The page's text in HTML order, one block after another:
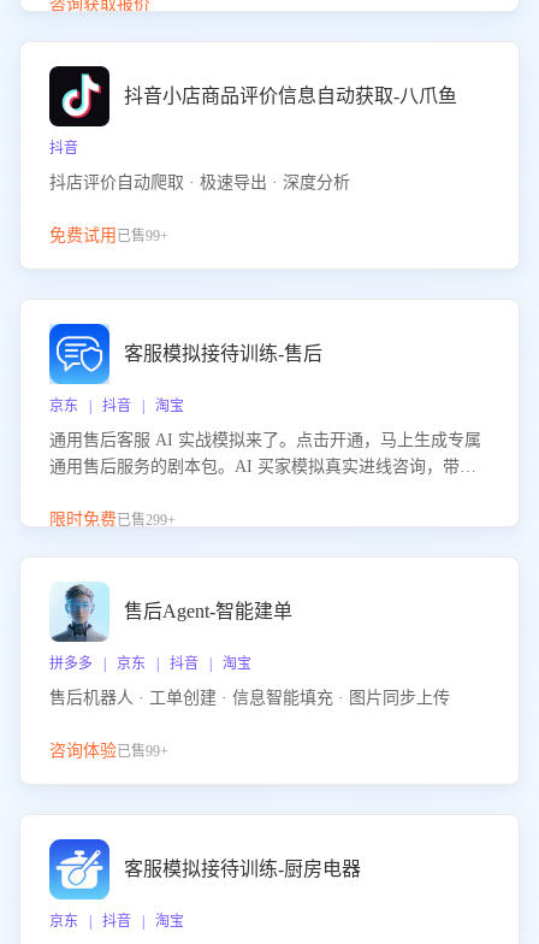
升客服团队的销服能力。
咨询获取报价
抖音小店商品评价信息自动获取-八爪鱼
抖音
抖店评价自动爬取 · 极速导出 · 深度分析
免费试用 已售99+
客服模拟接待训练-售后
京东 | 抖音 | 淘宝
通用售后客服 AI 实战模拟来了。点击开通，马上生成专属
通用售后服务的剧本包。AI 买家模拟真实进线咨询，带您
的应对要点，轻松提升服务能力。
限时免费已售299+
售后Agent-智能建单
拼多多 | 京东 | 抖音 | 淘宝
售后机器人 · 工单创建 · 信息智能填充 · 图片同步上传
咨询体验已售99+
客服模拟接待训练-厨房电器
京东 | 抖音 | 淘宝